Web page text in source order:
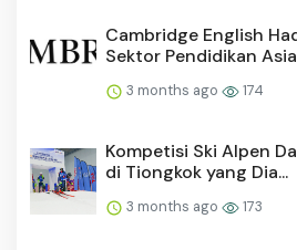
Cambridge English
Sektor Pendidikan Asia
3 months ago 174
Kompetisi Ski Alpen
di Tiongkok yang Dia...
3 months ago 173